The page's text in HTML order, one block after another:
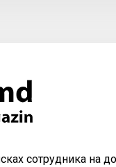
сотрудника на